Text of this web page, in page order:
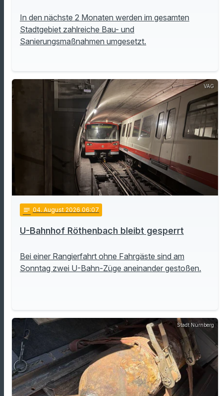
In den nächste 2 Monaten werden im gesamten
Stadtgebiet zahlreiche Bau- und
Sanierungsmaßnahmen umgesetzt.
VAG
notes 04. August 2026 06:07
U-Bahnhof Röthenbach bleibt gesperrt
Bei einer Rangierfahrt ohne Fahrgäste sind am
Sonntag zwei U-Bahn-Züge aneinander gestoßen.
Stadt Nürnberg